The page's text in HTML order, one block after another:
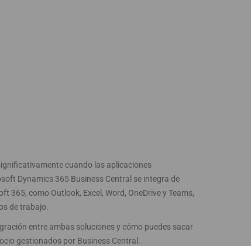
cuando las aplicaciones
Dynamics 365 Business Central se integra de
365, como Outlook, Excel, Word, OneDrive y Teams,
de trabajo.
entre ambas soluciones y cómo puedes sacar
gestionados por Business Central.